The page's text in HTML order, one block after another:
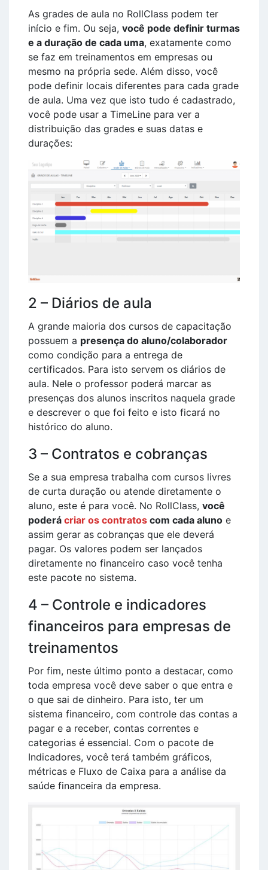
As grades de aula no RollClass podem ter
início e fim. Ou seja, você pode definir turmas
e a duração de cada uma, exatamente como
se faz em treinamentos em empresas ou
mesmo na própria sede. Além disso, você
pode definir locais diferentes para cada grade
de aula. Uma vez que isto tudo é cadastrado,
você pode usar a TimeLine para ver a
distribuição das grades e suas datas e
durações:
2 – Diários de aula
A grande maioria dos cursos de capacitação
possuem a presença do aluno/colaborador
como condição para a entrega de
certificados. Para isto servem os diários de
aula. Nele o professor poderá marcar as
presenças dos alunos inscritos naquela grade
e descrever o que foi feito e isto ficará no
histórico do aluno.
3 – Contratos e cobranças
Se a sua empresa trabalha com cursos livres
de curta duração ou atende diretamente o
aluno, este é para você. No RollClass, você
poderá criar os contratos com cada aluno e
assim gerar as cobranças que ele deverá
pagar. Os valores podem ser lançados
diretamente no financeiro caso você tenha
este pacote no sistema.
4 – Controle e indicadores
financeiros para empresas de
treinamentos
Por fim, neste último ponto a destacar, como
toda empresa você deve saber o que entra e
o que sai de dinheiro. Para isto, ter um
sistema financeiro, com controle das contas a
pagar e a receber, contas correntes e
categorias é essencial. Com o pacote de
Indicadores, você terá também gráficos,
métricas e Fluxo de Caixa para a análise da
saúde financeira da empresa.